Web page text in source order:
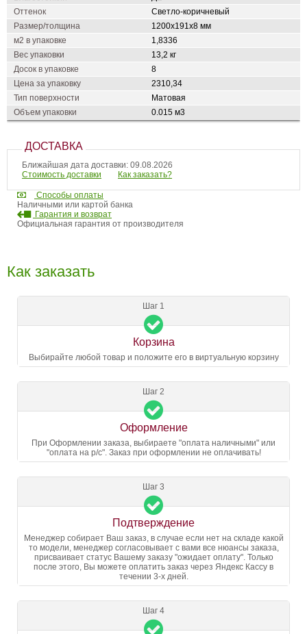
Оттенок
Светло-коричневый
Размер/толщина
1200х191х8 мм
м2 в упаковке
1,8336
Вес упаковки
13,2 кг
Досок в упаковке
8
Цена за упаковку
2310,34
Тип поверхности
Матовая
Объем упаковки
0.015 м3
ДОСТАВКА
Ближайшая дата доставки: 09.08.2026
Стоимость доставки
Как заказать?
Способы оплаты
Наличными или картой банка
Гарантия и возврат
Официальная гарантия от производителя
Как заказать
Шаг 1
Корзина
Выбирайте любой товар и положите его в виртуальную корзину
Шаг 2
Оформление
При Оформлении заказа, выбираете "оплата наличными" или
"оплата на р/с". Заказ при оформлении не оплачивать!
Шаг 3
Подтверждение
Менеджер собирает Ваш заказ, в случае если нет на складе какой
то модели, менеджер согласовывает с вами все нюансы заказа,
присваивает статус Вашему заказу "ожидает оплату". Только
после этого, Вы можете оплатить заказ через Яндекс Кассу в
течении 3-х дней.
Шаг 4